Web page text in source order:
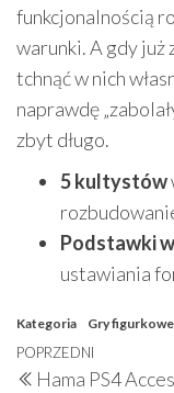
funkcjonalnością
warunki. A gdy już
tchnąć w nich
naprawdę
zbyt długo.
5 kultystów
Podstawki
ustawiania
Kategoria Gry
Nawigacja
Poprzedni
wpis
POPRZEDNI
Hama PS4